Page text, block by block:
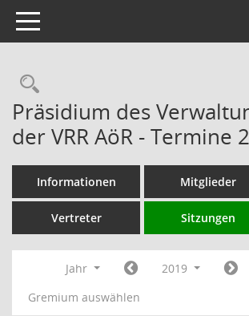
Toggle navigation
Rechercheauswahl
Präsidium des
der VRR AöR - Termine
Informationen Mitglieder
Vertreter Sitzungen
Jahr
2019
Gremium auswählen